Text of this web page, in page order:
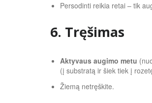
Persodinti reikia retai – tik
6. Tręšimas
Aktyvaus augimo metu
(į substratą ir šiek tiek į
Žiemą netręškite.